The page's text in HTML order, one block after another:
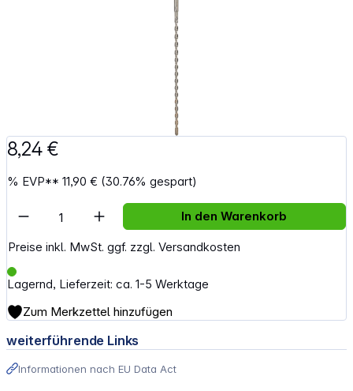
8,24 €
% EVP**11,90 € (30.76% gespart)
Preise inkl. MwSt. ggf. zzgl. Versandkosten
Lagernd, Lieferzeit: ca. 1-5 Werktage
Artikel Anzahl: Gib den gewünschten
In den Warenkorb
Zum Merkzettel hinzufügen
weiterführende Links
Informationen nach EU Data Act